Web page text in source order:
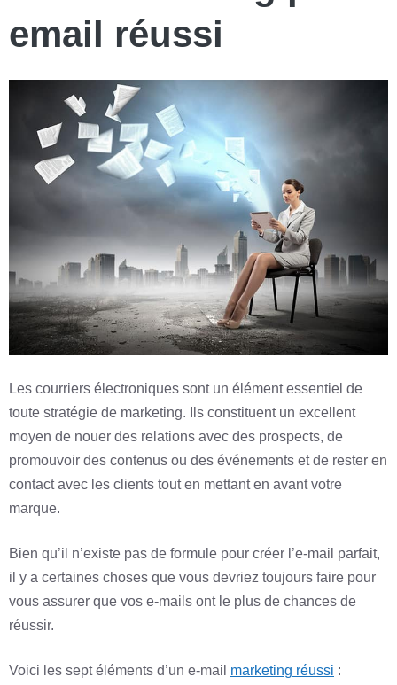
email réussi
Les courriers électroniques sont un élément essentiel de
toute stratégie de marketing. Ils constituent un excellent
moyen de nouer des relations avec des prospects, de
promouvoir des contenus ou des événements et de rester en
contact avec les clients tout en mettant en avant votre
marque.
Bien qu’il n’existe pas de formule pour créer l’e-mail parfait,
il y a certaines choses que vous devriez toujours faire pour
vous assurer que vos e-mails ont le plus de chances de
réussir.
Voici les sept éléments d’un e-mail marketing réussi :